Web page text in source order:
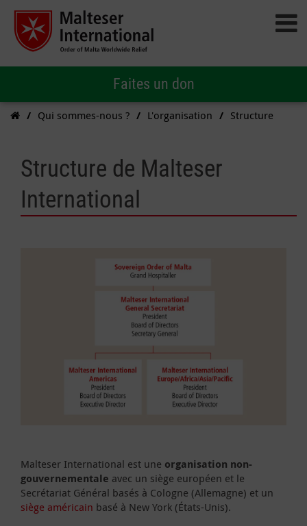
Faites un don
Qui sommes-nous ? L'organisation Structure
Structure de Malteser
International
Malteser International est une organisation non-
gouvernementale avec un siège européen et le
Secrétariat Général basés à Cologne (Allemagne) et un
siège américain basé à New York (États-Unis).